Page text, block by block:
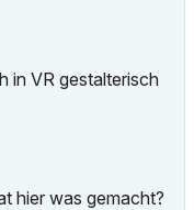
in VR gestalterisch
hier was gemacht?